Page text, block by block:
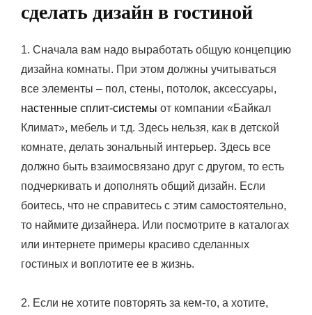
сделать дизайн в гостиной
1. Сначала вам надо выработать общую концепцию
дизайна комнаты. При этом должны учитываться
все элементы – пол, стены, потолок, аксессуары,
настенные сплит-системы от компании «Байкал
Климат», мебель и т.д. Здесь нельзя, как в детской
комнате, делать зональный интерьер. Здесь все
должно быть взаимосвязано друг с другом, то есть
подчеркивать и дополнять общий дизайн. Если
боитесь, что не справитесь с этим самостоятельно,
то наймите дизайнера. Или посмотрите в каталогах
или интернете примеры красиво сделанных
гостиных и воплотите ее в жизнь.
2. Если не хотите повторять за кем-то, а хотите,